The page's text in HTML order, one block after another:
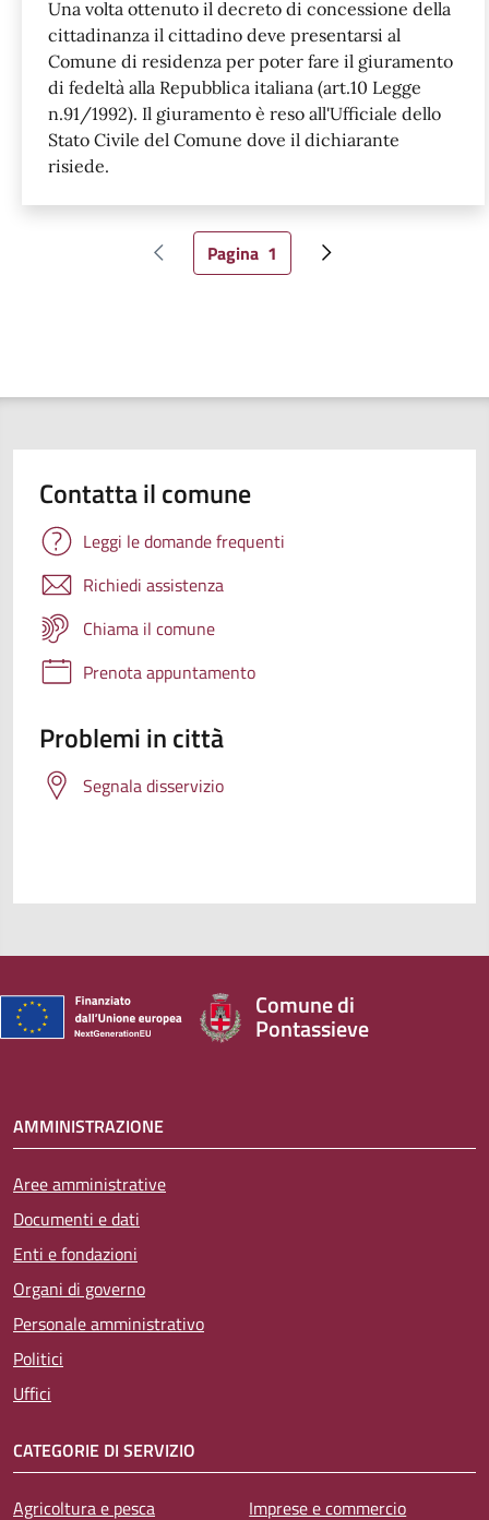
Una volta ottenuto il decreto di concessione della
cittadinanza il cittadino deve presentarsi al
Comune di residenza per poter fare il giuramento
di fedeltà alla Repubblica italiana (art.10 Legge
n.91/1992). Il giuramento è reso all'Ufficiale dello
Stato Civile del Comune dove il dichiarante
risiede.
Pagina precedente
Pagina attuale
Pagina 1 Pagina successiva
Contatta il comune
Leggi le domande frequenti
Richiedi assistenza
Chiama il comune
Prenota appuntamento
Problemi in città
Segnala disservizio
Comune di
Pontassieve
AMMINISTRAZIONE
Aree amministrative
Documenti e dati
Enti e fondazioni
Organi di governo
Personale amministrativo
Politici
Uffici
CATEGORIE DI SERVIZIO
Agricoltura e pesca
Imprese e commercio